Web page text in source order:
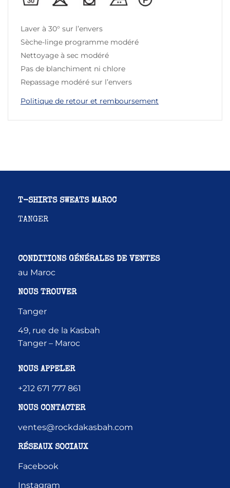
Laver à 30° sur l’envers
Sèche-linge programme modéré
Nettoyage à sec modéré
Pas de blanchiment ni chlore
Repassage modéré sur l’envers
Politique de retour et remboursement
T-SHIRTS SWEATS MAROC
TANGER
CONDITIONS GÉNÉRALES DE VENTES
au Maroc
NOUS TROUVER
Tanger
49, rue de la Kasbah
Tanger – Maroc
NOUS APPELER
+212 671 777 861
NOUS CONTACTER
ventes@rockdakasbah.com
RÉSEAUX SOCIAUX
Facebook
Instagram